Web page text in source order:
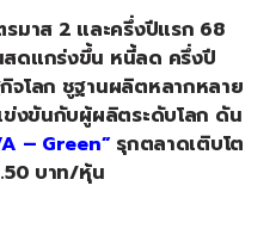
รมาส 2 และครึ่งปีแรก 68
สดแกร่งขึ้น หนี้ลด ครึ่งปี
จโลก ชูฐานผลิตหลากหลาย
งขันกับผู้ผลิตระดับโลก ดัน
– Green”รุกตลาดเติบโต
บาท/หุ้น